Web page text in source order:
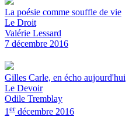
La poésie comme souffle de vie
Le Droit
Valérie Lessard
7 décembre 2016
Gilles Carle, en écho aujourd'hui
Le Devoir
Odile Tremblay
1 erdécembre 2016